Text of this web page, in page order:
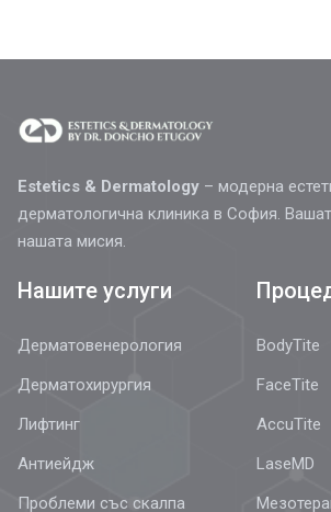
Estetics & Dermatology – модерна
дерматологична клиника в София.
нашата мисия.
Нашите услуги
Дерматовенерология
Дерматохирургия
Лифтинг
Антиейдж
Проблеми със скалпа
BodyTite
FaceTite
AccuTite
LaseMD